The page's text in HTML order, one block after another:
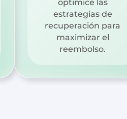
optimice las
estrategias de
recuperación para
maximizar el
reembolso.